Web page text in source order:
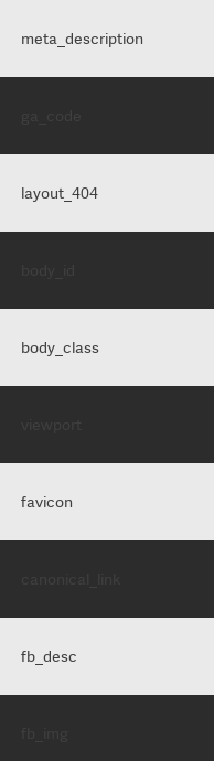
meta_description
layout_404
body_class
favicon
fb_desc